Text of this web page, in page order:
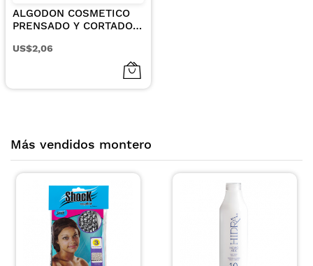
Más vendidos montero
ALGODON COSMETICO
PRENSADO Y CORTADO
US$2,06